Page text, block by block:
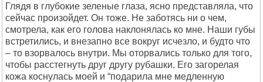
Глядя в глубокие зеленые глаза, ясно представляла, что
сейчас произойдет. Он тоже. Не заботясь ни о чем,
смотрела, как его голова наклонялась ко мне. Наши губы
встретились, и внезапно все вокруг исчезло, и будто что
– то взорвалось внутри. Мы оторвались только для того,
чтобы расстегнуть друг другу рубашки. Его загорелая
кожа коснулась моей и “подарила мне медленную